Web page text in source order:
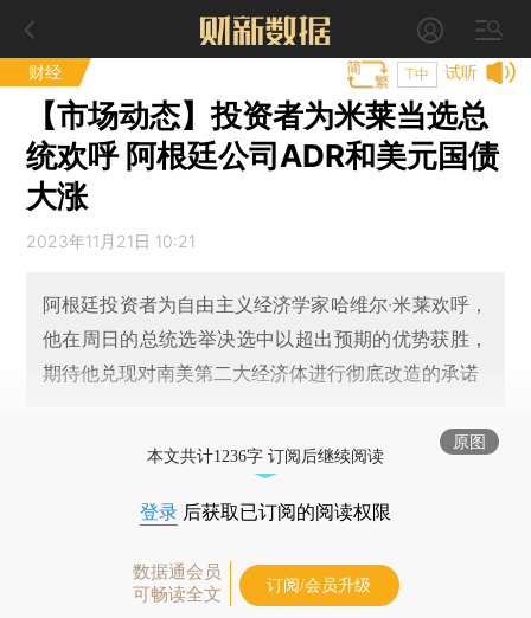
财经 试听
T中
【市场动态】投资者为米莱当选总
统欢呼 阿根廷公司ADR和美元国债
大涨
2023年11月21日 10:21
阿根廷投资者为自由主义经济学家哈维尔·米莱欢呼，
他在周日的总统选举决选中以超出预期的优势获胜，
期待他兑现对南美第二大经济体进行彻底改造的承诺
原图
本文共计1236字 订阅后继续阅读
登录 后获取已订阅的阅读权限
数据通会员
可畅读全文
订阅/会员升级